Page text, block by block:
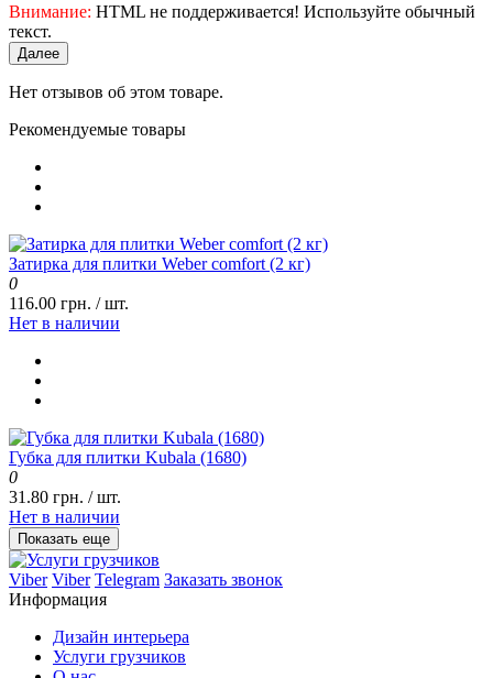
Внимание: HTML не поддерживается! Используйте обычный
текст.
Далее
Нет отзывов об этом товаре.
Рекомендуемые товары
Затирка для плитки Weber comfort (2 кг)
0
116.00 грн. / шт.
Нет в наличии
Губка для плитки Kubala (1680)
0
31.80 грн. / шт.
Нет в наличии
Показать еще
Viber Viber Telegram Заказать звонок
Информация
Дизайн интерьера
Услуги грузчиков